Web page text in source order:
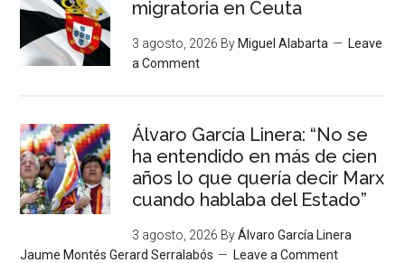
migratoria en Ceuta
3 agosto, 2026 By Miguel Alabarta
Leave
a Comment
Álvaro García Linera: “No se
ha entendido en más de cien
años lo que quería decir Marx
cuando hablaba del Estado”
3 agosto, 2026 ByÁlvaro García Linera
Jaume Montés Gerard Serralabós
Leave a Comment